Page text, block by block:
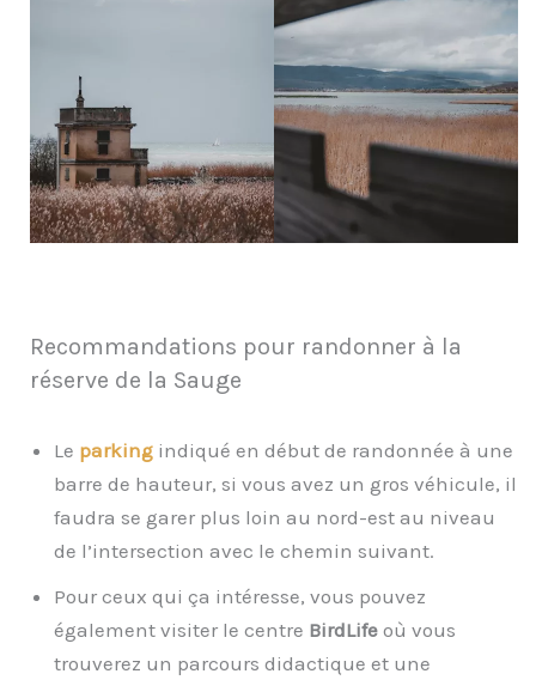
Recommandations pour randonner à la
réserve de la Sauge
Le parking indiqué en début de randonnée à une
barre de hauteur, si vous avez un gros véhicule, il
faudra se garer plus loin au nord-est au niveau
de l’intersection avec le chemin suivant.
Pour ceux qui ça intéresse, vous pouvez
également visiter le centre BirdLife où vous
trouverez un parcours didactique et une